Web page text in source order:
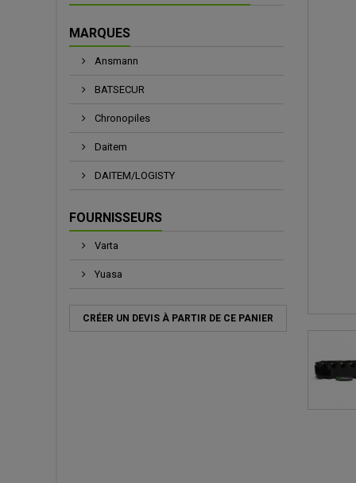
MARQUES
Ansmann
BATSECUR
Chronopiles
Daitem
DAITEM/LOGISTY
FOURNISSEURS
Varta
Yuasa
CRÉER UN DEVIS À PARTIR DE CE PANIER